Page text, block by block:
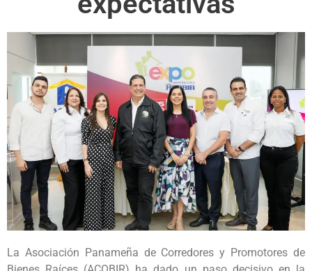
La Asociación Panameña de Corredores y Promotores de